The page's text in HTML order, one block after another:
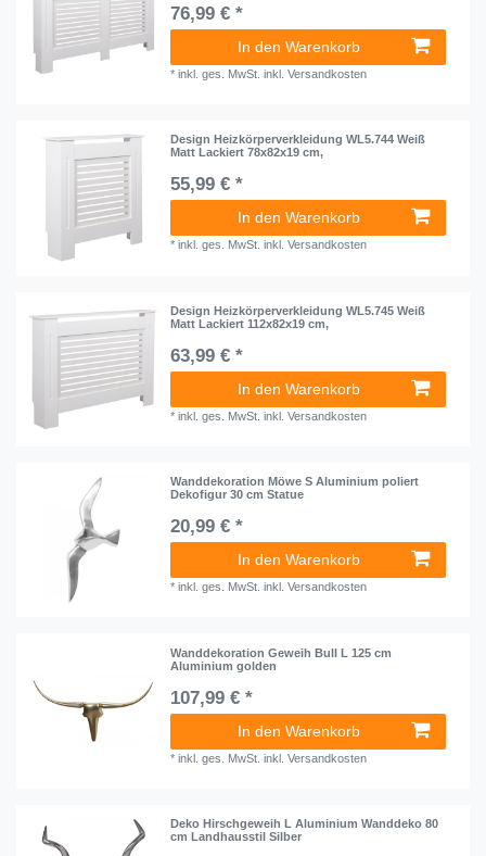
76,99 € *
In den Warenkorb
*inkl. ges. MwSt. inkl.Versandkosten
Design Heizkörperverkleidung WL5.744 Weiß
Matt Lackiert 78x82x19 cm,
55,99 € *
In den Warenkorb
*inkl. ges. MwSt. inkl.Versandkosten
Design Heizkörperverkleidung WL5.745 Weiß
Matt Lackiert 112x82x19 cm,
63,99 € *
In den Warenkorb
*inkl. ges. MwSt. inkl.Versandkosten
Wanddekoration Möwe S Aluminium poliert
Dekofigur 30 cm Statue
20,99 € *
In den Warenkorb
*inkl. ges. MwSt. inkl.Versandkosten
Wanddekoration Geweih Bull L 125 cm
Aluminium golden
107,99 € *
In den Warenkorb
*inkl. ges. MwSt. inkl.Versandkosten
Deko Hirschgeweih L Aluminium Wanddeko 80
cm Landhausstil Silber